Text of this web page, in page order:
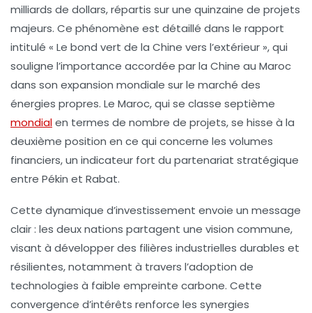
milliards de dollars, répartis sur une quinzaine de projets
majeurs. Ce phénomène est détaillé dans le rapport
intitulé « Le bond vert de la Chine vers l’extérieur », qui
souligne l’importance accordée par la Chine au Maroc
dans son expansion mondiale sur le marché des
énergies propres. Le Maroc, qui se classe septième
mondialen termes de nombre de projets, se hisse à la
deuxième position en ce qui concerne les volumes
financiers, un indicateur fort du partenariat stratégique
entre Pékin et Rabat.
Cette dynamique d’investissement envoie un message
clair : les deux nations partagent une vision commune,
visant à développer des filières industrielles durables et
résilientes, notamment à travers l’adoption de
technologies à faible empreinte carbone. Cette
convergence d’intérêts renforce les synergies